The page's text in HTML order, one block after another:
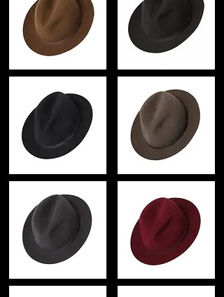
古くは、ネルソン提督、チャーチル首
チャップリン、オスカーワイルド、ダイ
アナ元皇太子妃、
ジョン・レノンなど
国内では、梨花など
数々の名だたる著名人を顧客に持つ
英国王室御用達の帽子ブランドです。
ブリム(つば) クラウン(高さ) リボン幅
7.5cm 10cm 2cm
イギリス
洗濯はお避け下さい。
モニターの発色の具合によって実際のも